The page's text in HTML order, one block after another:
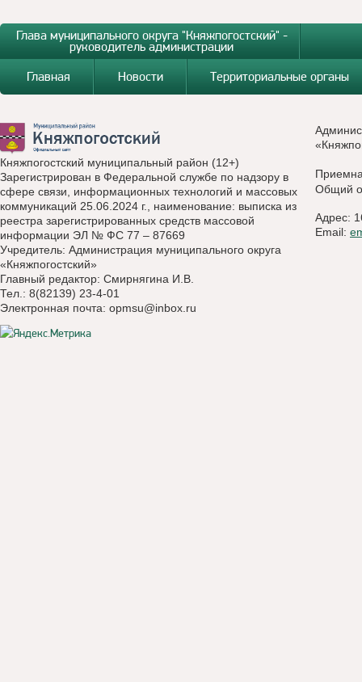
Глава муниципального округа "Княжпогостский" -
руководитель администрации
Главная
Новости Территориальные органы
Княжпогостский муниципальный район (12+)
Зарегистрирован в Федеральной службе по надзору в
сфере связи, информационных технологий и массовых
коммуникаций 25.06.2024 г., наименование: выписка из
реестра зарегистрированных средств массовой
информации ЭЛ № ФС 77 – 87669
Учредитель: Администрация муниципального округа
«Княжпогостский»
Главный редактор: Смирнягина И.В.
Тел.: 8(82139) 23-4-01
Электронная почта: opmsu@inbox.ru
Общий
Адрес:
Email: